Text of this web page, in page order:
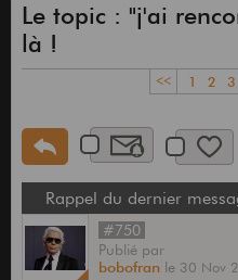
Le topic : "j'ai
là !
<< 1 2 3
Rappel du dernier
#750
Publié par
bobofran le 30 Nov